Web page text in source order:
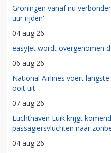
Groningen vanaf nu
uur rijden'
04 aug 26
easyJet wordt overgenomen
06 aug 26
National Airlines voert
ooit uit
07 aug 26
Luchthaven Luik krijgt
passagiersvluchten naar
04 aug 26